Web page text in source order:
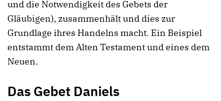
und die Notwendigkeit des Gebets der
Gläubigen), zusammenhält und dies zur
Grundlage ihres Handelns macht. Ein Beispiel
entstammt dem Alten Testament und eines dem
Neuen.
Das Gebet Daniels